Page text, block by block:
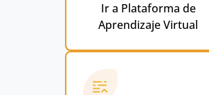
Ir a Plataforma de
Aprendizaje Virtual